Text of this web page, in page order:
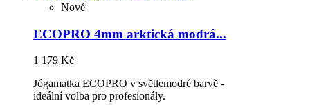
Nové
ECOPRO 4mm arktická modrá...
1 179 Kč
Jógamatka ECOPRO v světlemodré barvě -
ideální volba pro profesionály.